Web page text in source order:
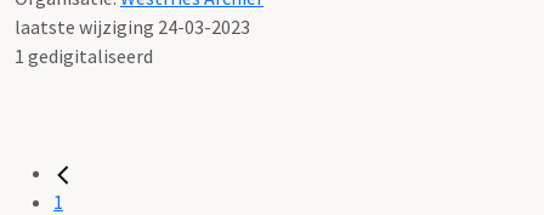
laatste wijziging 24-03-2023
1 gedigitaliseerd
1